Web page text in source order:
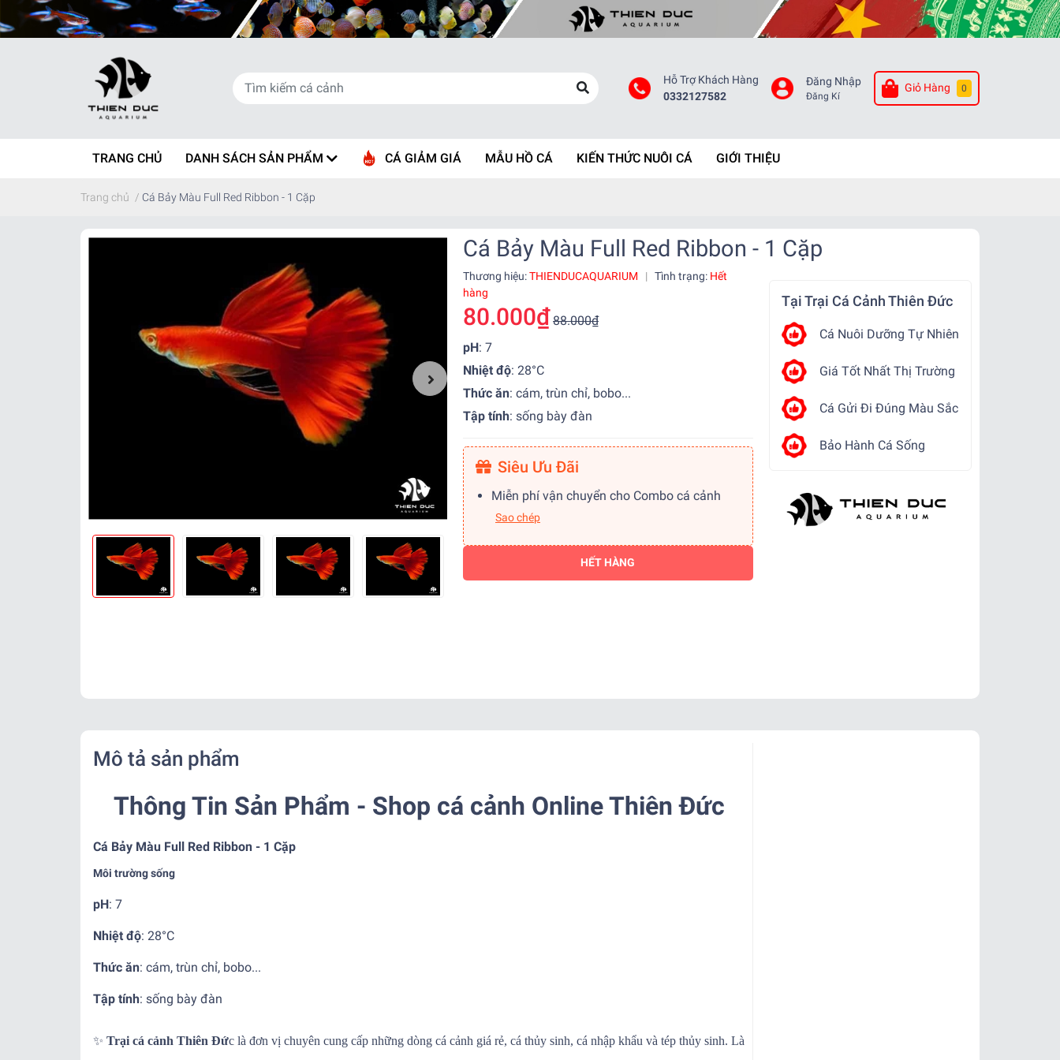
Hỗ Trợ Khách Hàng
0332127582
Đăng Nhập
Đăng Kí
Giỏ Hàng 0
TRANG CHỦ DANH SÁCH SẢN PHẨM CÁ GIẢM GIÁ MẪU HỒ CÁ KIẾN THỨC NUÔI CÁ GIỚI THIỆU
Trang chủ / Cá Bảy Màu Full Red Ribbon - 1 Cặp
Cá Bảy Màu Full Red Ribbon - 1 Cặp
Thương hiệu:THIENDUCAQUARIUM | Tình trạng: Hết
hàng
80.000₫ 88.000₫
pH: 7
Nhiệt độ: 28°C
Thức ăn: cám, trùn chỉ, bobo...
Tập tính: sống bày đàn
Siêu Ưu Đãi
Miễn phí vận chuyển cho Combo cá cảnh
Sao chép
HẾT HÀNG
Tại Trại Cá Cảnh Thiên Đức
Cá Nuôi Dưỡng Tự Nhiên
Giá Tốt Nhất Thị Trường
Cá Gửi Đi Đúng Màu Sắc
Bảo Hành Cá Sống
Mô tả sản phẩm
Thông Tin Sản Phẩm - Shop cá cảnh Online Thiên Đức
Cá Bảy Màu Full Red Ribbon - 1 Cặp
Môi trường sống
pH: 7
Nhiệt độ: 28°C
Thức ăn: cám, trùn chỉ, bobo...
Tập tính: sống bày đàn
✨ Trại cá cảnh Thiên Đức là đơn vị chuyên cung cấp những dòng cá cảnh giá rẻ, cá thủy sinh, cá nhập khẩu và tép thủy sinh. Là